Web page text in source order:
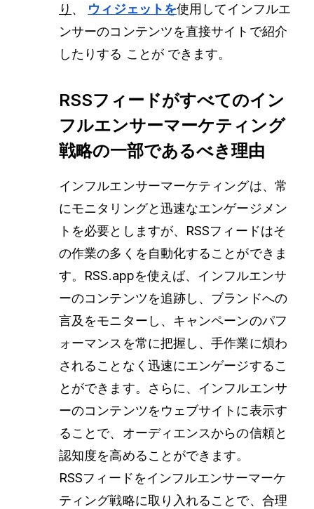
り 、 ウィジェットを使用してインフルエ
ンサーのコンテンツを直接サイトで紹介
したりする ことが できます。
RSSフィードがすべてのイン
フルエンサーマーケティング
戦略の一部であるべき理由
インフルエンサーマーケティングは、常
にモニタリングと迅速なエンゲージメン
トを必要としますが、RSSフィードはそ
の作業の多くを自動化することができま
す。RSS.appを使えば、インフルエンサ
ーのコンテンツを追跡し、ブランドへの
言及をモニターし、キャンペーンのパフ
ォーマンスを常に把握し、手作業に煩わ
されることなく迅速にエンゲージするこ
とができます。さらに、インフルエンサ
ーのコンテンツをウェブサイトに表示す
ることで、オーディエンスからの信頼と
認知度を高めることができます。
RSSフィードをインフルエンサーマーケ
ティング戦略に取り入れることで、合理